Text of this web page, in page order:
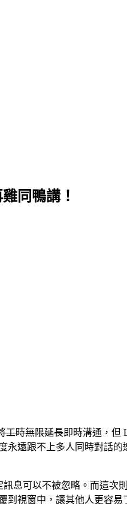
同鴨講！
工時無限延長即時溝通，但
遠跟不上多人同時對話
息可以不被忽略。而這次
視窗中，讓其他人更容